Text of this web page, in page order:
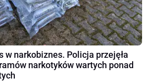
w narkobiznes. Policja przejęła
narkotyków wartych ponad